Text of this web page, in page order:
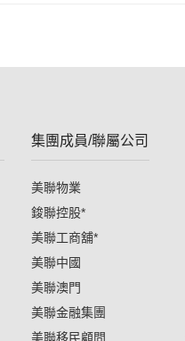
集團成員/聯屬公司
美聯物業
鋑聯控股*
美聯工商舖*
美聯中國
美聯澳門
美聯金融集團
美聯移民顧問